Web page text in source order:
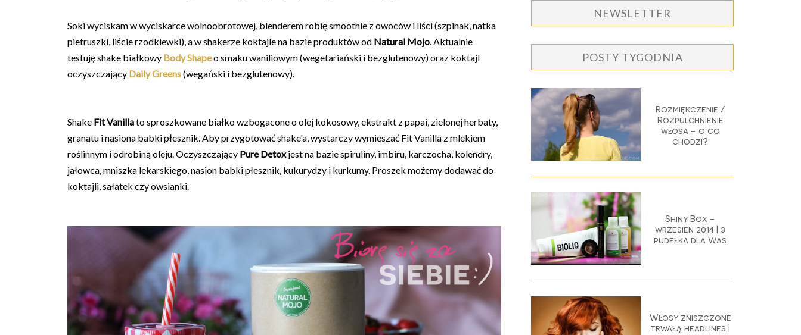
Soki wyciskam w wyciskarce wolnoobrotowej, blenderem robię smoothie z owoców i liści (szpinak, natka
pietruszki, liście rzodkiewki), a w shakerze koktajle na bazie produktów od Natural Mojo. Aktualnie
testuję shake białkowy Body Shapeo smaku waniliowym (wegetariański i bezglutenowy) oraz koktajl
oczyszczający Daily Greens(wegański i bezglutenowy).
Shake Fit Vanillato sproszkowane białko wzbogacone o olej kokosowy, ekstrakt z papai, zielonej herbaty,
granatu i nasiona babki płesznik. Aby przygotować shake'a, wystarczy wymieszać Fit Vanilla z mlekiem
roślinnym i odrobiną oleju.Oczyszczający Pure Detoxjestna bazie spiruliny, imbiru, karczocha, kolendry,
jałowca, mniszka lekarskiego, nasion babki płesznik, kukurydzy i kurkumy. Proszek możemy dodawać do
koktajli, sałatek czy owsianki.
NEWSLETTER
POSTY TYGODNIA
Rozmiękczenie /
Rozpulchnienie
włosa - o co
chodzi?
Shiny Box -
wrzesień 2014 | 3
pudełka dla Was
Włosy zniszczone
trwałą headlines |